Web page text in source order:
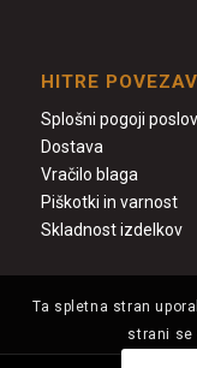
HITRE
Splošni pogoji
Dostava
Vračilo blaga
Piškotki in varnost
Skladnost izdelkov
Ta spletna stran
strani se